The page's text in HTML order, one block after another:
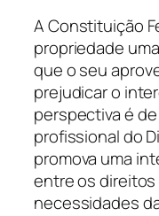
A Constituição
propriedade
que o seu
prejudicar o
perspectiva é
profissional do
promova uma
entre os
necessidades